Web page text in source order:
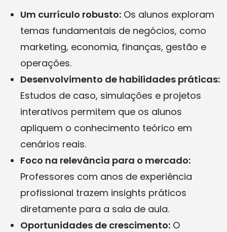
Um currículo robusto: Os alunos exploram
temas fundamentais de negócios, como
marketing, economia, finanças, gestão e
operações.
Desenvolvimento de habilidades práticas:
Estudos de caso, simulações e projetos
interativos permitem que os alunos
apliquem o conhecimento teórico em
cenários reais.
Foco na relevância para o mercado:
Professores com anos de experiência
profissional trazem insights práticos
diretamente para a sala de aula.
Oportunidades de crescimento: O